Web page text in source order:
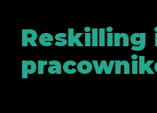
Reskilling